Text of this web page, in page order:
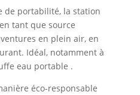
de portabilité, la station
tant que source
en plein air, en
Idéal, notamment à
eau portable .
éco-responsable